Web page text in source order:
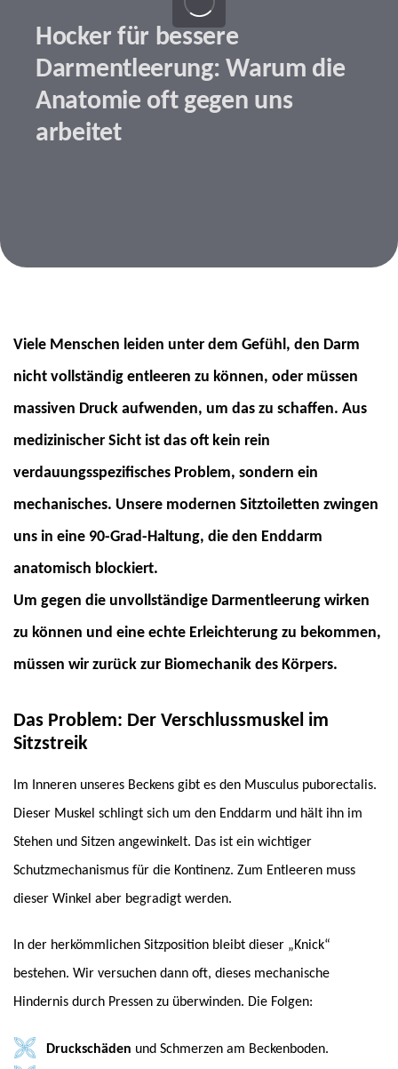
Hocker für bessere
Darmentleerung: Warum die
Anatomie oft gegen uns
arbeitet
Beitragsbild: envatoelements | by Okrasyuk
Viele Menschen leiden unter dem Gefühl, den Darm
nicht vollständig entleeren zu können, oder müssen
massiven Druck aufwenden, um das zu schaffen. Aus
medizinischer Sicht ist das oft kein rein
verdauungsspezifisches Problem, sondern ein
mechanisches. Unsere modernen Sitztoiletten zwingen
uns in eine 90-Grad-Haltung, die den Enddarm
anatomisch blockiert.
Um gegen die unvollständige Darmentleerung wirken
zu können und eine echte Erleichterung zu bekommen,
müssen wir zurück zur Biomechanik des Körpers.
Das Problem: Der Verschlussmuskel im
Sitzstreik
Im Inneren unseres Beckens gibt es den Musculus puborectalis.
Dieser Muskel schlingt sich um den Enddarm und hält ihn im
Stehen und Sitzen angewinkelt. Das ist ein wichtiger
Schutzmechanismus für die Kontinenz. Zum Entleeren muss
dieser Winkel aber begradigt werden.
In der herkömmlichen Sitzposition bleibt dieser „Knick“
bestehen. Wir versuchen dann oft, dieses mechanische
Hindernis durch Pressen zu überwinden. Die Folgen:
Druckschäden und Schmerzen am Beckenboden.